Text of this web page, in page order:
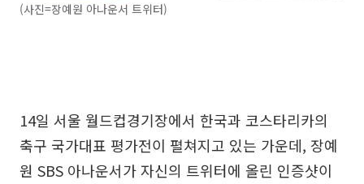
(사진=장예원 아나운서 트위터)
14일 서울 월드컵경기장에서 한국과 코스타리카의
축구 국가대표 평가전이 펼쳐지고 있는 가운데, 장예
원 SBS 아나운서가 자신의 트위터에 올린 인증샷이